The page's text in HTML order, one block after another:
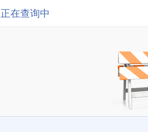
正在查询中